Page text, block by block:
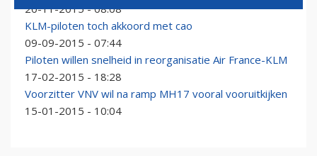
20-11-2015 - 08:08
KLM-piloten toch akkoord met cao
09-09-2015 - 07:44
Piloten willen snelheid in reorganisatie Air France-KLM
17-02-2015 - 18:28
Voorzitter VNV wil na ramp MH17 vooral vooruitkijken
15-01-2015 - 10:04